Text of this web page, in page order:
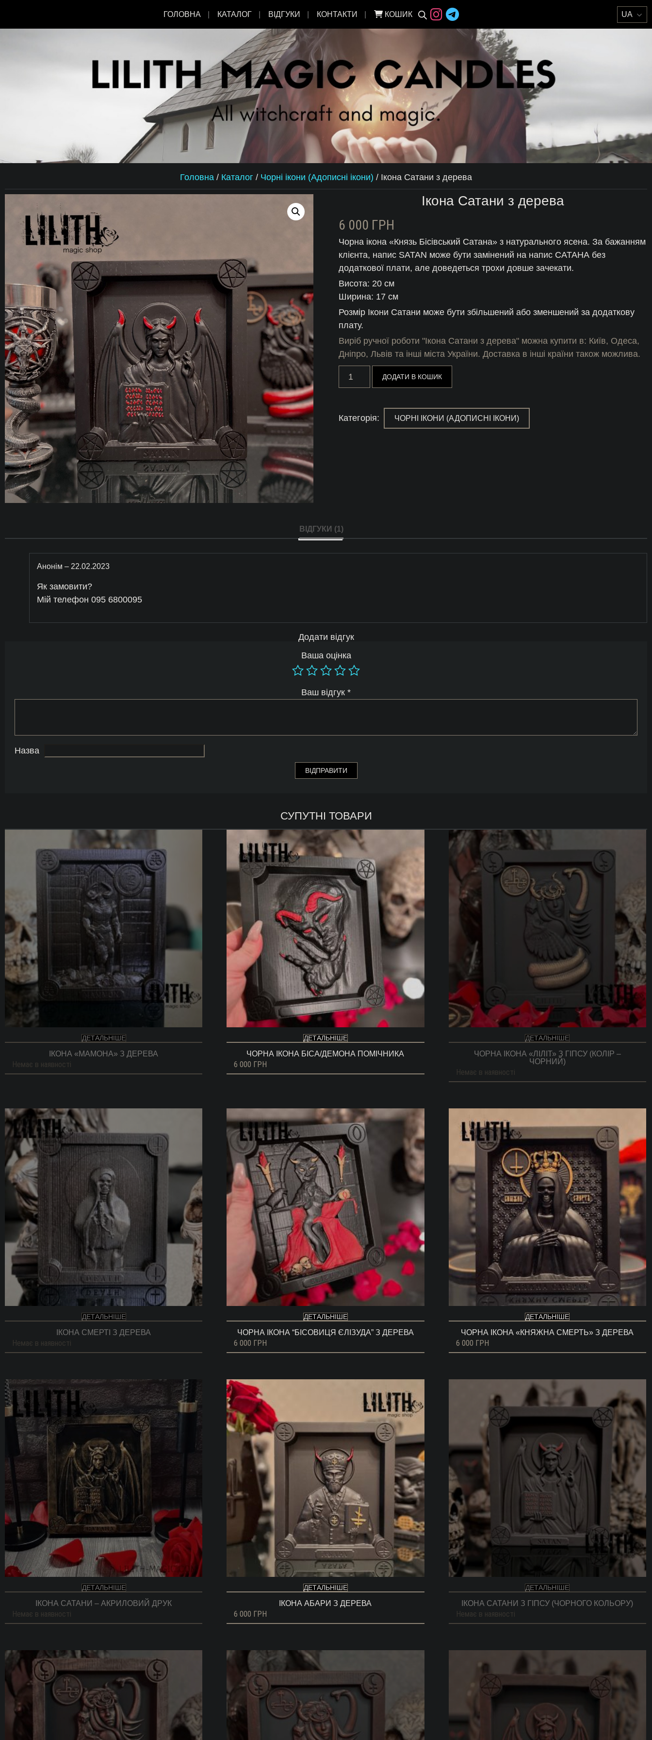
ГОЛОВНА КАТАЛОГ ВІДГУКИ КОНТАКТИ КОШИК
Головна / Каталог / Чорні ікони (Адописні ікони) / Ікона Сатани з дерева
Ікона Сатани з дерева
6 000 ГРН
Чорна ікона «Князь Бісівський Сатана» з натурального ясена. За бажанням
клієнта, напис SATAN може бути замінений на напис САТАНА без
додаткової плати, але доведеться трохи довше зачекати.
Висота: 20 см
Ширина: 17 см
Розмір Ікони Сатани може бути збільшений або зменшений за додаткову
плату.
Виріб ручної роботи "Ікона Сатани з дерева" можна купити в: Київ, Одеса,
Дніпро, Львів та інші міста України. Доставка в інші країни також можлива.
Сатани
з
ДОДАТИ В КОШИК
Категорія: ЧОРНІ ІКОНИ (АДОПИСНІ ІКОНИ)
ВІДГУКИ (1)
Анонім – 22.02.2023
Як замовити?
Мій телефон 095 6800095
Додати відгук
Ваша оцінка
Ваш відгук *
Назва
СУПУТНІ ТОВАРИ
ДЕТАЛЬНІШЕ
ІКОНА «МАМОНА» З ДЕРЕВА
Немає в наявності
ДЕТАЛЬНІШЕ
ЧОРНА ІКОНА БІСА/ДЕМОНА ПОМІЧНИКА
6 000 ГРН
ДЕТАЛЬНІШЕ
ЧОРНА ІКОНА «ЛІЛІТ» З ГІПСУ (КОЛІР –
ЧОРНИЙ)
Немає в наявності
ДЕТАЛЬНІШЕ
ІКОНА СМЕРТІ З ДЕРЕВА
Немає в наявності
ДЕТАЛЬНІШЕ
ЧОРНА ІКОНА “БІСОВИЦЯ ЄЛІЗУДА” З ДЕРЕВА
6 000 ГРН
ДЕТАЛЬНІШЕ
ЧОРНА ІКОНА «КНЯЖНА СМЕРТЬ» З ДЕРЕВА
6 000 ГРН
ДЕТАЛЬНІШЕ
ІКОНА САТАНИ – АКРИЛОВИЙ ДРУК
Немає в наявності
ДЕТАЛЬНІШЕ
ІКОНА АБАРИ З ДЕРЕВА
6 000 ГРН
ДЕТАЛЬНІШЕ
ІКОНА САТАНИ З ГІПСУ (ЧОРНОГО КОЛЬОРУ)
Немає в наявності